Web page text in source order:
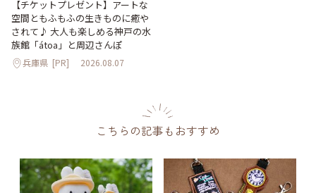
【チケットプレゼント】アートな
空間ともふもふの生きものに癒や
されて♪ 大人も楽しめる神戸の水
族館「átoa」と周辺さんぽ
兵庫県 [PR] 2026.08.07
こちらの記事もおすすめ